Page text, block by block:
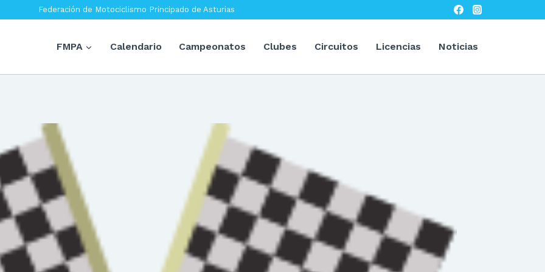
Federación de Motociclismo Principado de Asturias
FMPA Calendario Campeonatos Clubes Circuitos Licencias Noticias